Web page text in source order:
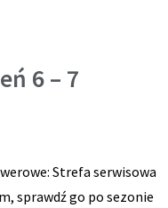
6 – 7
Strefa serwisowa
sprawdź go po sezonie